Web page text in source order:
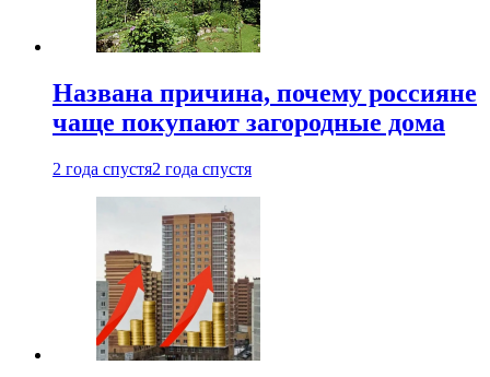
Названа причина, почему россияне
чаще покупают загородные дома
2 года спустя2 года спустя